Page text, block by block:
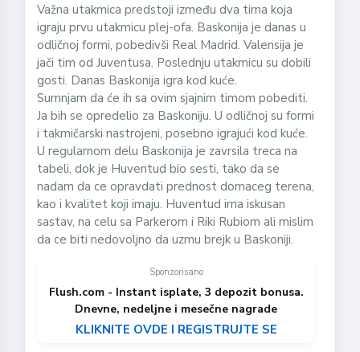
Važna utakmica predstoji između dva tima koja
igraju prvu utakmicu plej-ofa. Baskonija je danas u
odličnoj formi, pobedivši Real Madrid. Valensija je
jači tim od Juventusa. Poslednju utakmicu su dobili
gosti. Danas Baskonija igra kod kuće.
Sumnjam da će ih sa ovim sjajnim timom pobediti.
Ja bih se opredelio za Baskoniju. U odličnoj su formi
i takmičarski nastrojeni, posebno igrajući kod kuće.
U regularnom delu Baskonija je zavrsila treca na
tabeli, dok je Huventud bio sesti, tako da se
nadam da ce opravdati prednost domaceg terena,
kao i kvalitet koji imaju. Huventud ima iskusan
sastav, na celu sa Parkerom i Riki Rubiom ali mislim
da ce biti nedovoljno da uzmu brejk u Baskoniji.
Sponzorisano
Flush.com - Instant isplate, 3 depozit bonusa.
Dnevne, nedeljne i mesečne nagrade
KLIKNITE OVDE I REGISTRUJTE SE